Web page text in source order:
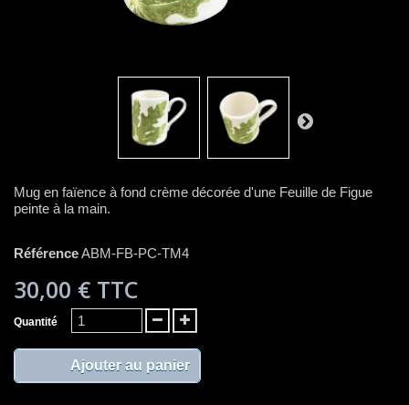
Mug en faïence à fond crème décorée d'une Feuille de Figue
peinte à la main.
RéférenceABM-FB-PC-TM4
30,00 € TTC
Quantité
Ajouter au panier